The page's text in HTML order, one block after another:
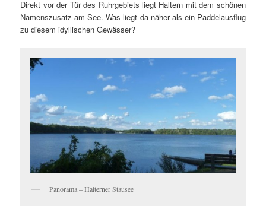
Direkt vor der Tür des Ruhrgebiets liegt Haltern mit dem schönen
Namenszusatz am See. Was liegt da näher als ein Paddelausflug
zu diesem idyllischen Gewässer?
Panorama – Halterner Stausee